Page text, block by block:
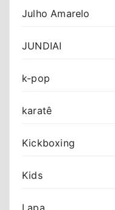
Julho Amarelo
JUNDIAI
k-pop
karatê
Kickboxing
Kids
Lapa